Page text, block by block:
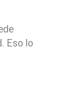
Eso lo